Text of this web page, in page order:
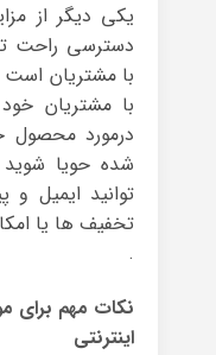
یکی دیگر از
دسترسی راحت تر
با مشتریان
با مشتریان
درمورد محصول
شده حویا
توانید ایمیل و
تخفیف ها یا
.
نکات مهم برای
اینترنتی